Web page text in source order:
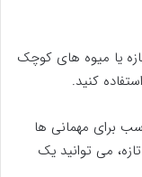
یا میوه های کوچک
کنید.
برای مهمانی ها
می توانید یک